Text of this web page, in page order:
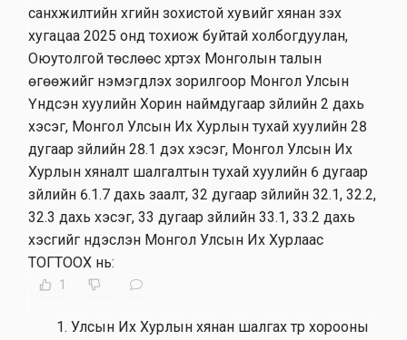
санхүүжилтийн хүүгийн зохистой хувийг хянан үзэх
хугацаа 2025 онд тохиож буйтай холбогдуулан,
Оюутолгой төслөөс хүртэх Монголын талын
өгөөжийг нэмэгдүүлэх зорилгоор Монгол Улсын
Үндсэн хуулийн Хорин наймдугаар зүйлийн 2 дахь
хэсэг, Монгол Улсын Их Хурлын тухай хуулийн 28
дугаар зүйлийн 28.1 дэх хэсэг, Монгол Улсын Их
Хурлын хяналт шалгалтын тухай хуулийн 6 дугаар
зүйлийн 6.1.7 дахь заалт, 32 дугаар зүйлийн 32.1, 32.2,
32.3 дахь хэсэг, 33 дугаар зүйлийн 33.1, 33.2 дахь
хэсгийг үндэслэн Монгол Улсын Их Хурлаас
ТОГТООХ нь:
1
1. Улсын Их Хурлын хянан шалгах түр хорооны